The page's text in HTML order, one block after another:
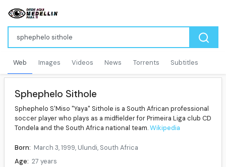
Web Images Videos News Torrents Subtitles
Sphephelo Sithole
Sphephelo S'Miso "Yaya" Sithole is a South African professional
soccer player who plays as a midfielder for Primeira Liga club CD
Tondela and the South Africa national team.Wikipedia
Born: March 3, 1999, Ulundi, South Africa
Age: 27 years